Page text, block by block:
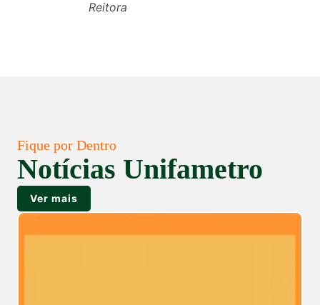
Reitora
Fique por Dentro
Notícias Unifametro
Ver mais